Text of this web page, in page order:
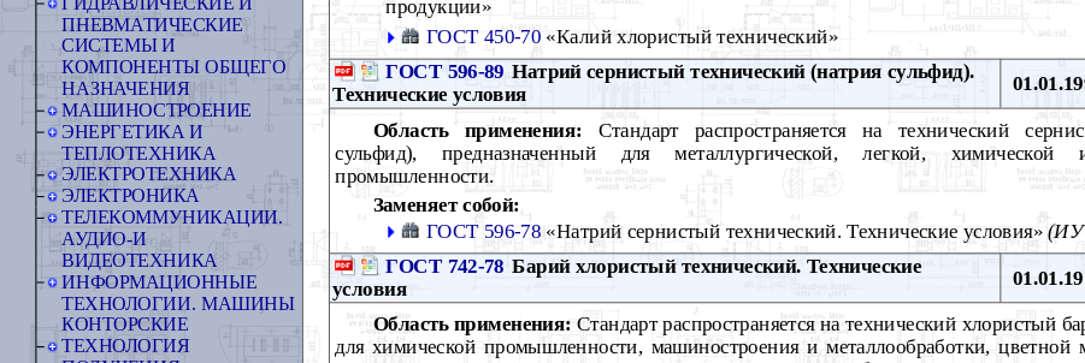
ПНЕВМАТИЧЕСКИЕ
СИСТЕМЫ И
КОМПОНЕНТЫ ОБЩЕГО
НАЗНАЧЕНИЯ
МАШИНОСТРОЕНИЕ
ЭНЕРГЕТИКА И
ТЕПЛОТЕХНИКА
ЭЛЕКТРОТЕХНИКА
ЭЛЕКТРОНИКА
ТЕЛЕКОММУНИКАЦИИ.
АУДИО-И
ВИДЕОТЕХНИКА
ИНФОРМАЦИОННЫЕ
ТЕХНОЛОГИИ. МАШИНЫ
КОНТОРСКИЕ
ТЕХНОЛОГИЯ
продукции»
ГОСТ 450-70 «Калий хлористый технический»
ГОСТ 596-89 Натрий сернистый технический (натрия сульфид).
Технические условия
Область применения: Стандарт распространяется на технический
сульфид), предназначенный для металлургической, легкой,
промышленности.
Заменяет собой:
ГОСТ 596-78«Натрий сернистый технический. Технические условия»
ГОСТ 742-78 Барий хлористый технический. Технические
условия
Область применения: Стандарт распространяется на технический хлористый
для химической промышленности, машиностроения и металлообработки, цветной